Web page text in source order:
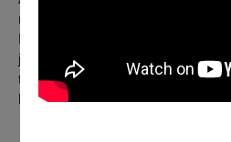
mischievous scores for “Fantastic
Budapest Hotel”, and The French
joy and delight among music and
the first time at the Taipei
leads a program of his most